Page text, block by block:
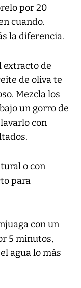
por 20
cuando.
la diferencia.
extracto de
de oliva te
Mezcla los
un gorro de
con
o con
para
con un
5 minutos,
agua lo más